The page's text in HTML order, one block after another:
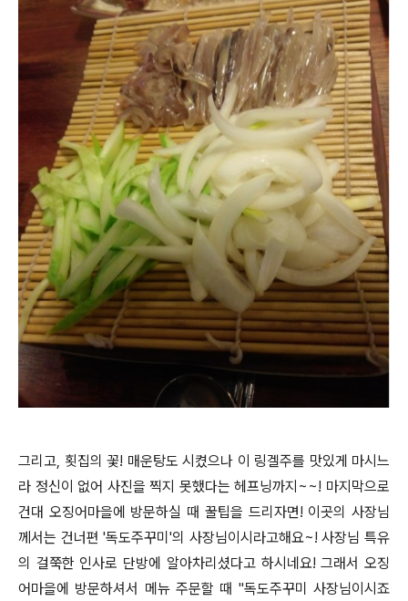
그리고, 횟집의 꽃! 매운탕도 시켰으나 이 링겔주를 맛있게 마시느
라 정신이 없어 사진을 찍지 못했다는 헤프닝까지~~! 마지막으로
건대 오징어마을에 방문하실 때 꿀팁을 드리자면! 이곳의 사장님
께서는 건너편 '독도주꾸미'의 사장님이시라고해요~! 사장님 특유
의 걸쭉한 인사로 단방에 알아차리셨다고 하시네요! 그래서 오징
어마을에 방문하셔서 메뉴 주문할 때 "독도주꾸미 사장님이시죠